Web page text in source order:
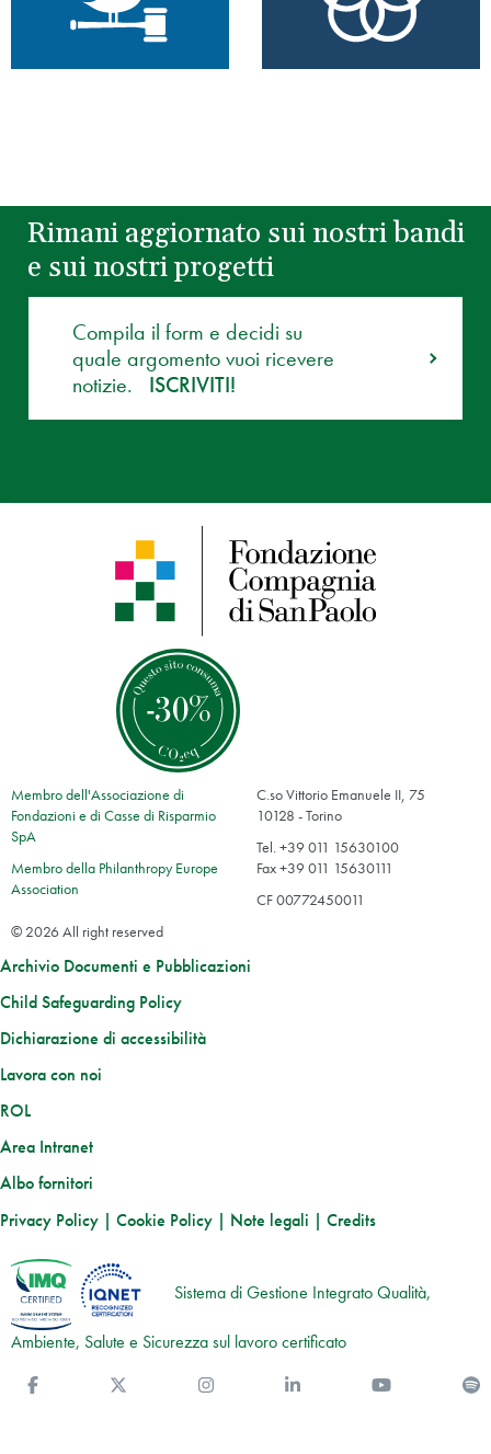
Rimani aggiornato sui nostri bandi
e sui nostri progetti
Compila il form e decidi su
quale argomento vuoi ricevere
notizie.
ISCRIVITI!
Membro dell'Associazione di
Fondazioni e di Casse di Risparmio
SpA
Membro della Philanthropy Europe
Association
C.so Vittorio Emanuele II, 75
10128 - Torino
Tel. +39 011 15630100
Fax +39 011 15630111
CF 00772450011
© 2026 All right reserved
Archivio Documenti e Pubblicazioni
Child Safeguarding Policy
Dichiarazione di accessibilità
Lavora con noi
ROL
Area Intranet
Albo fornitori
Privacy Policy | Cookie Policy | Note legali | Credits
Sistema di Gestione Integrato Qualità,
Ambiente, Salute e Sicurezza sul lavoro certificato
You Tube